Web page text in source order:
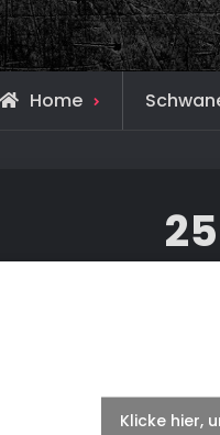
Home
Klicke hier,